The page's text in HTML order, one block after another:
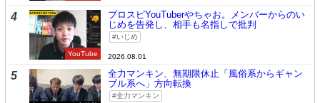
4
YouTube
プロスピYouTuberやちゃお。メンバーからのい
じめを告発し、相手も名指しで批判
いじめ
2026.08.01
5
全力マンキン、無期限休止「風俗系からギャン
ブル系へ」方向転換
全力マンキン